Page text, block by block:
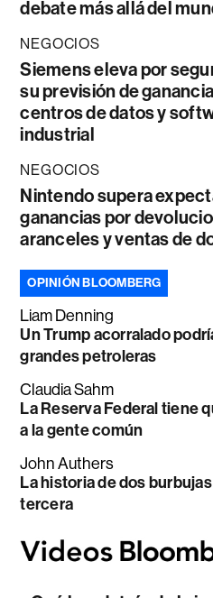
debate más allá del
NEGOCIOS
Siemens eleva por
su previsión de
centros de datos y
industrial
NEGOCIOS
Nintendo supera
ganancias por
aranceles y ventas de
OPINIÓN BLOOMBERG
Liam Denning
Un Trump acorralado
grandes petroleras
Claudia Sahm
La Reserva Federal tiene
a la gente común
John Authers
La historia de dos
tercera